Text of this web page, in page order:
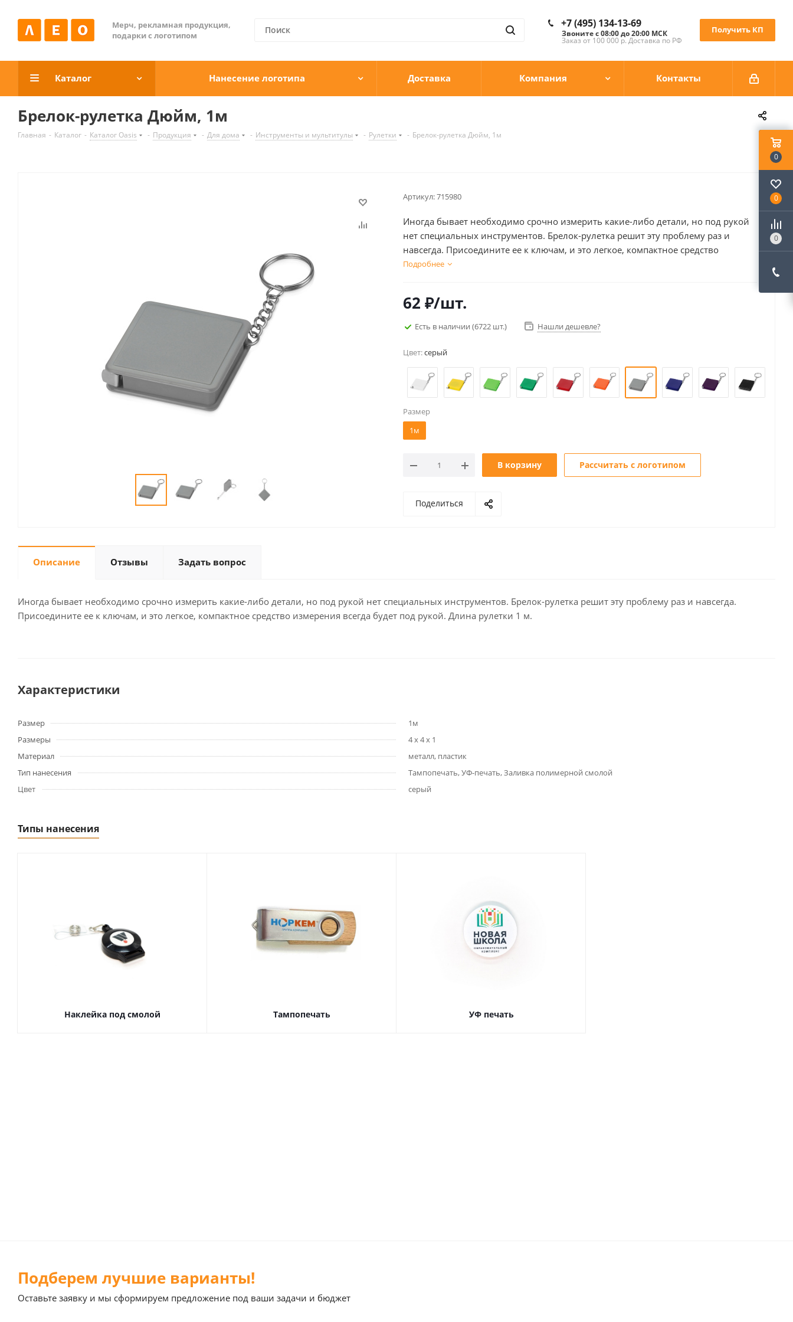
Мерч, рекламная продукция,
подарки с логотипом
+7 (495) 134-13-69
Звоните с 08:00 до 20:00 МСК
Заказ от 100 000 р. Доставка по РФ
Получить КП
Каталог Нанесение логотипа Доставка Компания Контакты
Брелок-рулетка Дюйм, 1м
Главная - Каталог - Каталог Oasis - Продукция - Для дома - Инструменты и мультитулы - Рулетки - Брелок-рулетка Дюйм, 1м
Артикул:715980
Иногда бывает необходимо срочно измерить какие-либо детали, но под рукой
нет специальных инструментов. Брелок-рулетка решит эту проблему раз и
навсегда. Присоедините ее к ключам, и это легкое, компактное средство
измерения всегда будет под рукой. Длина рулетки 1 м.
Подробнее
62 ₽/шт.
Есть в наличии (6722 шт.) Нашли дешевле?
Цвет:серый
Размер
1м
В корзину Рассчитать с логотипом
Поделиться
Описание Отзывы Задать вопрос
Иногда бывает необходимо срочно измерить какие-либо детали, но под рукой нет специальных инструментов. Брелок-рулетка решит эту проблему раз и навсегда.
Присоедините ее к ключам, и это легкое, компактное средство измерения всегда будет под рукой. Длина рулетки 1 м.
Характеристики
Размер
1м
Размеры
4 х 4 х 1
Материал
металл, пластик
Тип нанесения
Тампопечать, УФ-печать, Заливка полимерной смолой
Цвет
серый
Типы нанесения
Наклейка под смолой Тампопечать УФ печать
Подберем лучшие варианты!
Оставьте заявку и мы сформируем предложение под ваши задачи и бюджет
0
0
0